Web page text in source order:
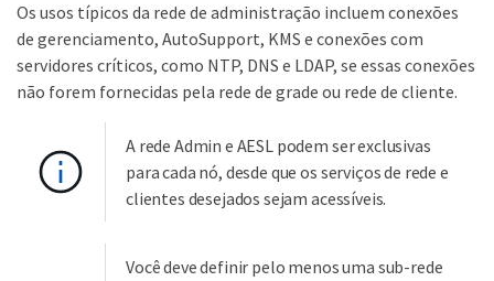
Os usos típicos da rede de administração incluem conexões
de gerenciamento, AutoSupport, KMS e conexões com
servidores críticos, como NTP, DNS e LDAP, se essas conexões
não forem fornecidas pela rede de grade ou rede de cliente.
A rede Admin e AESL podem ser exclusivas
para cada nó, desde que os serviços de rede e
clientes desejados sejam acessíveis.
Você deve definir pelo menos uma sub-rede